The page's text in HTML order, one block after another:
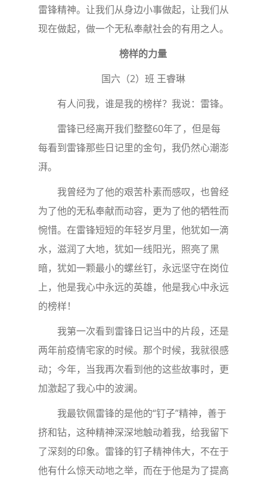
雷锋精神。让我们从身边小事做起，让我们从
现在做起，做一个无私奉献社会的有用之人。
榜样的力量
国六（2）班 王睿琳
有人问我，谁是我的榜样？我说：雷锋。
雷锋已经离开我们整整60年了，但是每
每看到雷锋那些日记里的金句，我仍然心潮澎
湃。
我曾经为了他的艰苦朴素而感叹，也曾经
为了他的无私奉献而动容，更为了他的牺牲而
惋惜。在雷锋短短的年轻岁月里，他犹如一滴
水，滋润了大地，犹如一线阳光，照亮了黑
暗，犹如一颗最小的螺丝钉，永远坚守在岗位
上，他是我心中永远的英雄，他是我心中永远
的榜样！
我第一次看到雷锋日记当中的片段，还是
两年前疫情宅家的时候。那个时候，我就很感
动；今年，当我再次看到他的这些故事时，更
加激起了我心中的波澜。
我最钦佩雷锋的是他的“钉子”精神，善于
挤和钻，这种精神深深地触动着我，给我留下
了深刻的印象。雷锋的钉子精神伟大，不在于
他有什么惊天动地之举，而在于他是为了提高